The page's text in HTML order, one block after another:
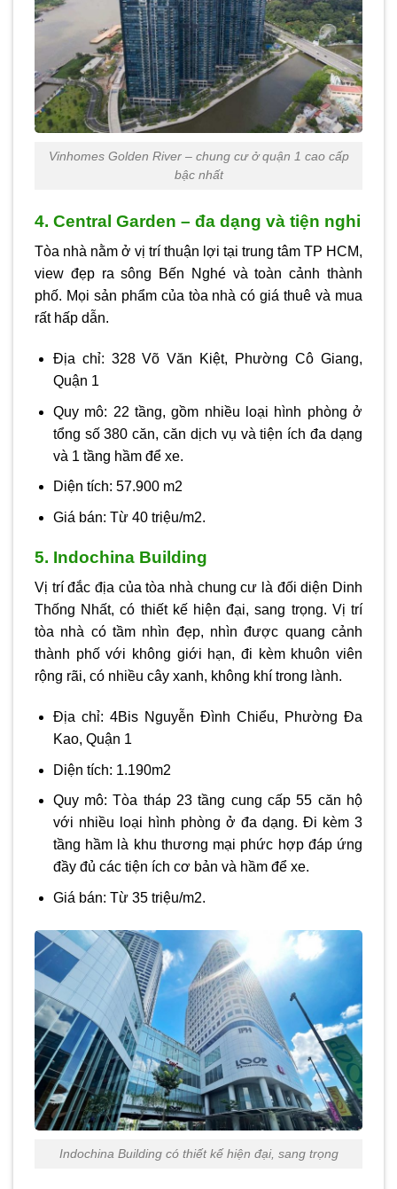
Vinhomes Golden River – chung cư ở quận 1 cao cấp
bậc nhất
4. Central Garden – đa dạng và tiện nghi
Tòa nhà nằm ở vị trí thuận lợi tại trung tâm TP HCM,
view đẹp ra sông Bến Nghé và toàn cảnh thành
phố. Mọi sản phẩm của tòa nhà có giá thuê và mua
rất hấp dẫn.
Địa chỉ: 328 Võ Văn Kiệt, Phường Cô Giang,
Quận 1
Quy mô: 22 tầng, gồm nhiều loại hình phòng ở
tổng số 380 căn, căn dịch vụ và tiện ích đa dạng
và 1 tầng hầm để xe.
Diện tích: 57.900 m2
Giá bán: Từ 40 triệu/m2.
5. Indochina Building
Vị trí đắc địa của tòa nhà chung cư là đối diện Dinh
Thống Nhất, có thiết kế hiện đại, sang trọng. Vị trí
tòa nhà có tầm nhìn đẹp, nhìn được quang cảnh
thành phố với không giới hạn, đi kèm khuôn viên
rộng rãi, có nhiều cây xanh, không khí trong lành.
Địa chỉ: 4Bis Nguyễn Đình Chiểu, Phường Đa
Kao, Quận 1
Diện tích: 1.190m2
Quy mô: Tòa tháp 23 tầng cung cấp 55 căn hộ
với nhiều loại hình phòng ở đa dạng. Đi kèm 3
tầng hầm là khu thương mại phức hợp đáp ứng
đầy đủ các tiện ích cơ bản và hầm để xe.
Giá bán: Từ 35 triệu/m2.
Indochina Building có thiết kế hiện đại, sang trọng